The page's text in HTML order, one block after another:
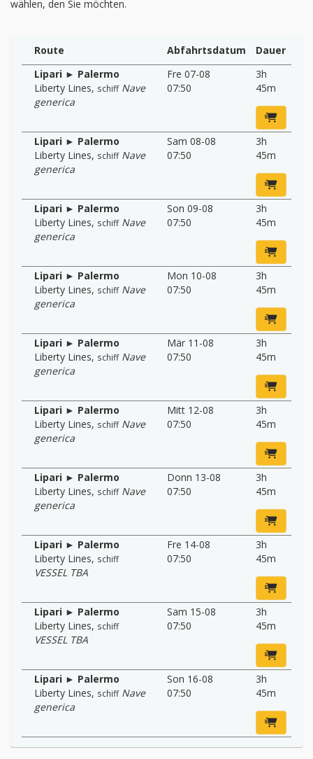
wählen, den Sie möchten.
Route Abfahrtsdatum
Dauer
Lipari ► Palermo
Liberty Lines, schiff Nave
generica
Fre 07-08
07:50
3h
45m
Lipari ► Palermo
Liberty Lines, schiff Nave
generica
Sam 08-08
07:50
3h
45m
Lipari ► Palermo
Liberty Lines, schiff Nave
generica
Son 09-08
07:50
3h
45m
Lipari ► Palermo
Liberty Lines, schiff Nave
generica
Mon 10-08
07:50
3h
45m
Lipari ► Palermo
Liberty Lines, schiff Nave
generica
Mär 11-08
07:50
3h
45m
Lipari ► Palermo
Liberty Lines, schiff Nave
generica
Mitt 12-08
07:50
3h
45m
Lipari ► Palermo
Liberty Lines, schiff Nave
generica
Donn 13-08
07:50
3h
45m
Lipari ► Palermo
Liberty Lines, schiff
VESSEL TBA
Fre 14-08
07:50
3h
45m
Lipari ► Palermo
Liberty Lines, schiff
VESSEL TBA
Sam 15-08
07:50
3h
45m
Lipari ► Palermo
Liberty Lines, schiff Nave
generica
Son 16-08
07:50
3h
45m